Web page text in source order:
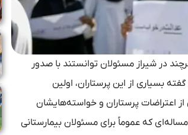
در شیراز مسئولان توانستند با صدور
بسیاری از این پرستاران، اولین
اعتراضات پرستاران و خواسته‌هایشان
که عموماً برای مسئولان بیمارستانی